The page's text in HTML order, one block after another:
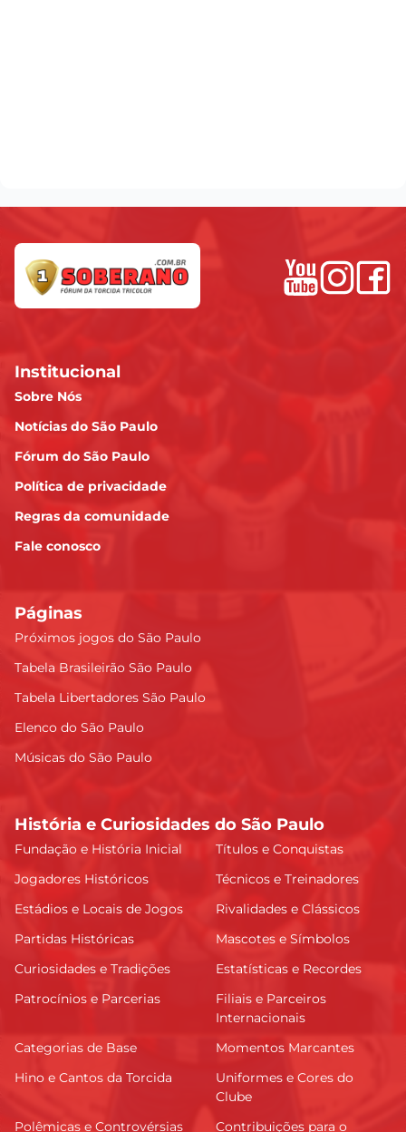
Institucional
Sobre Nós
Notícias do São Paulo
Fórum do São Paulo
Política de privacidade
Regras da comunidade
Fale conosco
Páginas
Próximos jogos do São Paulo
Tabela Brasileirão São Paulo
Tabela Libertadores São Paulo
Elenco do São Paulo
Músicas do São Paulo
História e Curiosidades do São Paulo
Fundação e História Inicial
Títulos e Conquistas
Jogadores Históricos
Técnicos e Treinadores
Estádios e Locais de Jogos
Rivalidades e Clássicos
Partidas Históricas
Mascotes e Símbolos
Curiosidades e Tradições
Estatísticas e Recordes
Patrocínios e Parcerias
Filiais e Parceiros
Internacionais
Categorias de Base
Momentos Marcantes
Hino e Cantos da Torcida
Uniformes e Cores do
Clube
Polêmicas e Controvérsias
Contribuições para o